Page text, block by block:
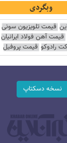
وبگردی
قیمت تلویزیون سونی
قیمت آهن فولاد ایرانیان
رادوکو قیمت پروفیل
نسخه دسکتاپ